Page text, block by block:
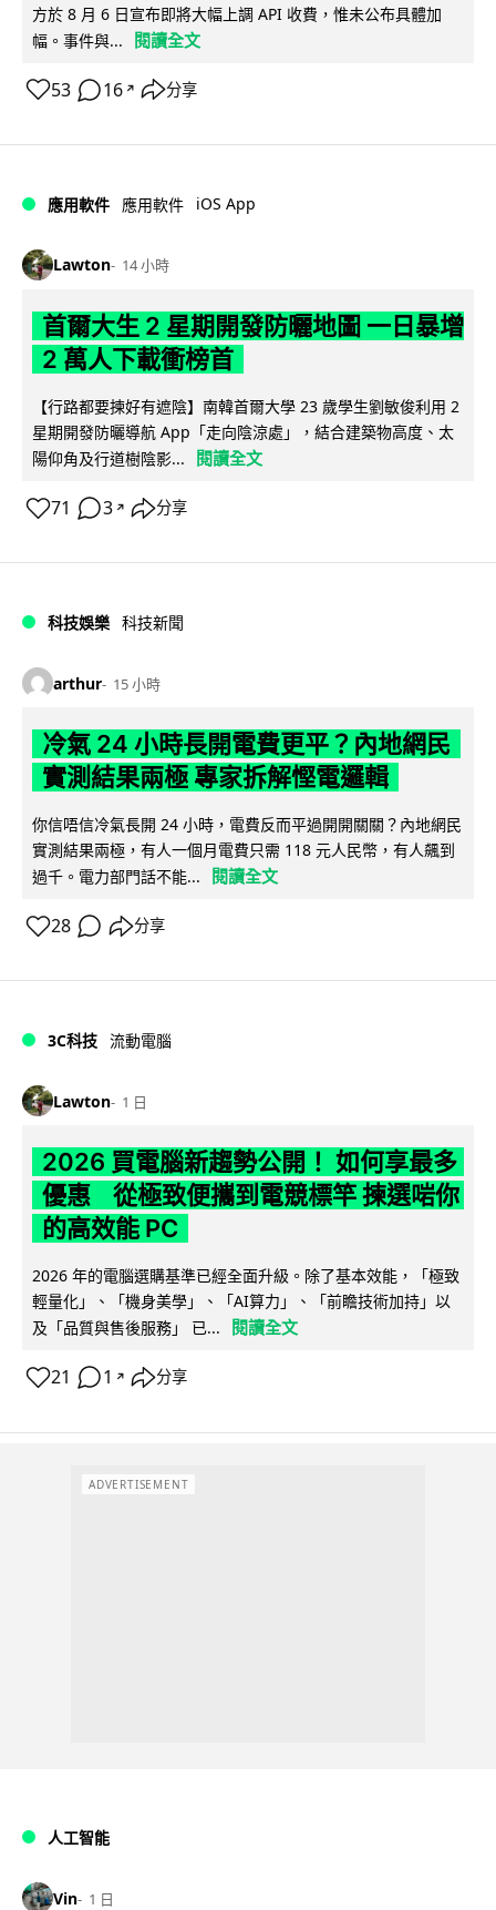
方於 8 月 6 日宣布即將大幅上調 API 收費，惟未公布具體加
幅。事件與...
閱讀全文
53 16 ↗ 分享
應用軟件 應用軟件 iOS App
Lawton 14 小時
首爾大生 2 星期開發防曬地圖 一日暴增
2 萬人下載衝榜首
【行路都要揀好有遮陰】南韓首爾大學 23 歲學生劉敏俊利用 2
星期開發防曬導航 App「走向陰涼處」，結合建築物高度、太
陽仰角及行道樹陰影...
閱讀全文
71 3 ↗ 分享
科技娛樂 科技新聞
arthur 15 小時
冷氣 24 小時長開電費更平？內地網民
實測結果兩極 專家拆解慳電邏輯
你信唔信冷氣長開 24 小時，電費反而平過開開關關？內地網民
實測結果兩極，有人一個月電費只需 118 元人民幣，有人飆到
過千。電力部門話不能...
閱讀全文
28 分享
3C科技 流動電腦
Lawton 1 日
2026 買電腦新趨勢公開！ 如何享最多
優惠 從極致便攜到電競標竿 揀選啱你
的高效能 PC
2026 年的電腦選購基準已經全面升級。除了基本效能，「極致
輕量化」、「機身美學」、「AI算力」、「前瞻技術加持」以
及「品質與售後服務」 已...
閱讀全文
21 1 ↗ 分享
ADVERTISEMENT
人工智能
Vin 1 日